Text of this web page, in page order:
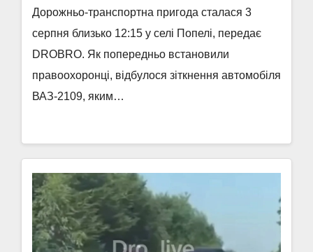
Дорожньо-транспортна пригода сталася 3
серпня близько 12:15 у селі Попелі, передає
DROBRO. Як попередньо встановили
правоохоронці, відбулося зіткнення автомобіля
ВАЗ-2109, яким…